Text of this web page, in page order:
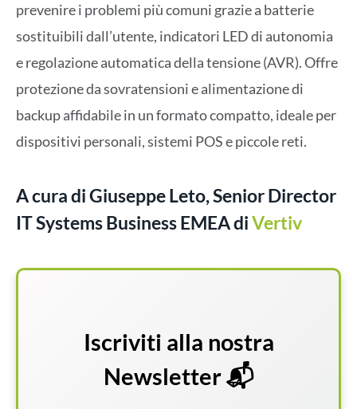
prevenire i problemi più comuni grazie a batterie
sostituibili dall’utente, indicatori LED di autonomia
e regolazione automatica della tensione (AVR). Offre
protezione da sovratensioni e alimentazione di
backup affidabile in un formato compatto, ideale per
dispositivi personali, sistemi POS e piccole reti.
A cura di Giuseppe Leto, Senior Director
IT Systems Business EMEA diVertiv
Iscriviti alla nostra
Newsletter 📬